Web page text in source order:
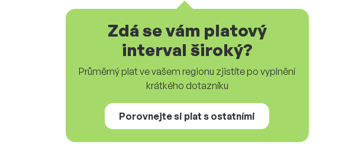
Zdá se vám platový
interval široký?
Průměrný plat ve vašem regionu zjistíte po vyplnění
krátkého dotazníku
Porovnejte si plat s ostatními